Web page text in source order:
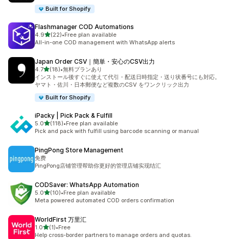
Built for Shopify
Flashmanager COD Automations
4.95つ星中
(22)
合計レビュー数：22件
•Free plan available
All-in-one COD management with WhatsApp alerts
Japan Order CSV｜簡単・安心のCSV出力
4.75つ星中
(18)
合計レビュー数：18件
•無料プランあり
インストール後すぐに使えて代引・配送日時指定・送り状番号にも対応。
ヤマト・佐川・日本郵便など複数のCSV をワンクリック出力
Built for Shopify
iPacky | Pick Pack & Fulfill
5.05つ星中
(118)
合計レビュー数：118件
•Free plan available
Pick and pack with fulfill using barcode scanning or manual
PingPong Store Management
免费
PingPong店铺管理帮助你更好的管理店铺实现结汇
CODSaver: WhatsApp Automation
5.05つ星中
(10)
合計レビュー数：10件
•Free plan available
Meta powered automated COD orders confirmation
WorldFirst 万里汇
1.05つ星中
(1)
合計レビュー数：1件
•Free
Help cross-border partners to manage orders and quotas.